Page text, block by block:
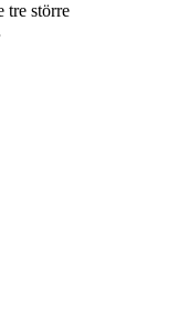
tre större